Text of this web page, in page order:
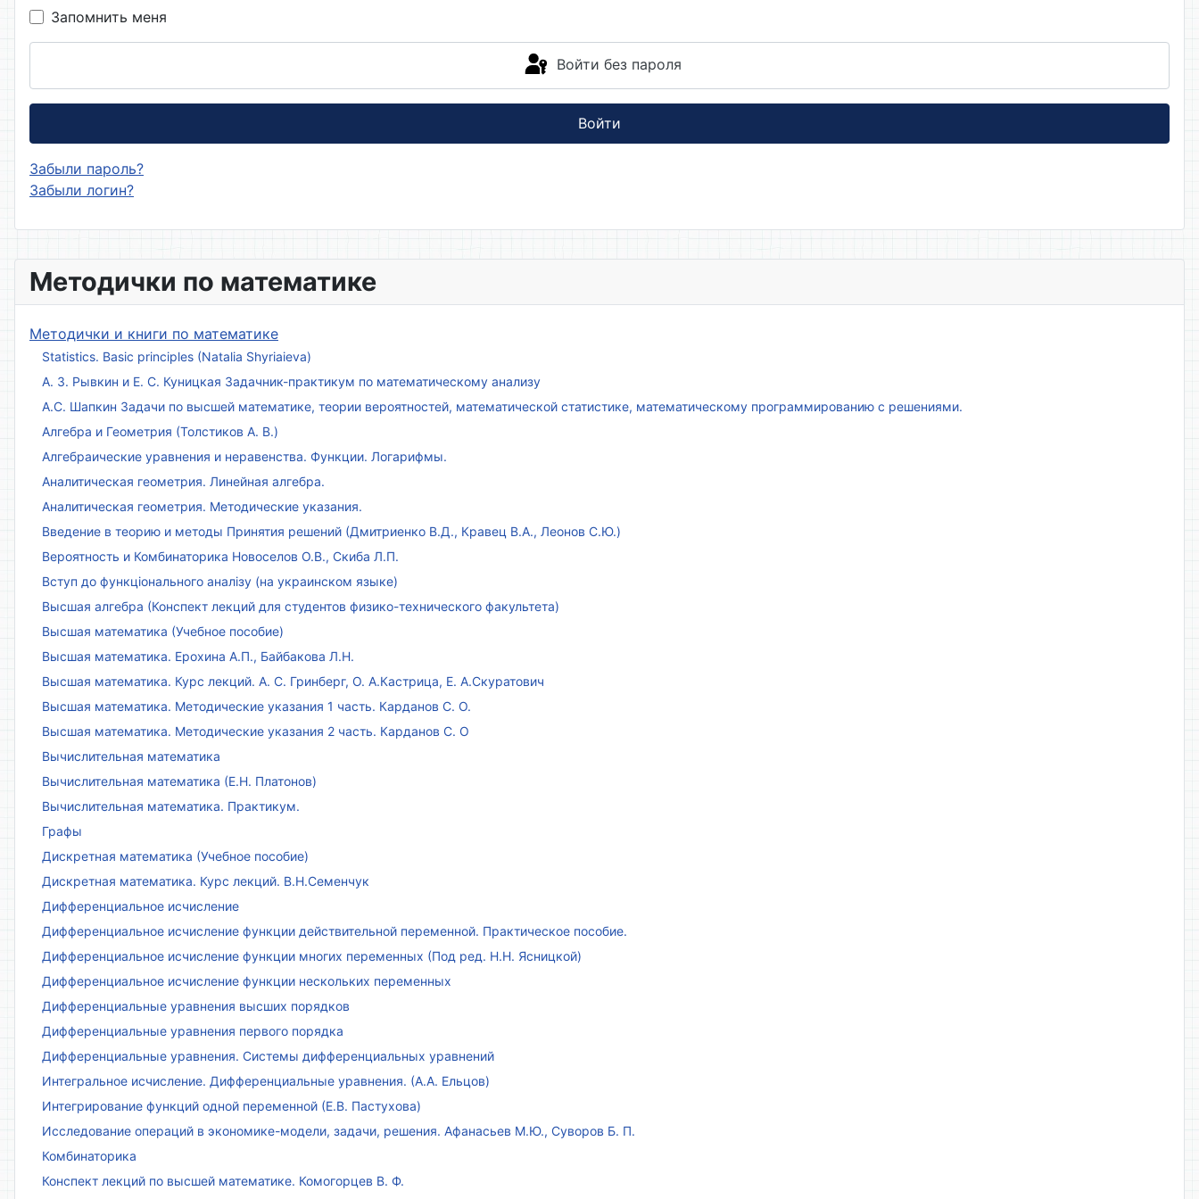
Методички по математике
Методички и книги по математике
Statistics. Basic principles (Natalia Shyriaieva)
А. З. Рывкин и Е. С. Куницкая Задачник-практикум по математическому анализу
А.С. Шапкин Задачи по высшей математике, теории вероятностей, математической статистике, математическому программированию с решениями.
Алгебра и Геометрия (Толстиков А. В.)
Алгебраические уравнения и неравенства. Функции. Логарифмы.
Аналитическая геометрия. Линейная алгебра.
Аналитическая геометрия. Методические указания.
Введение в теорию и методы Принятия решений (Дмитриенко В.Д., Кравец В.А., Леонов С.Ю.)
Вероятность и Комбинаторика Новоселов О.В., Скиба Л.П.
Вступ до функціонального аналізу (на украинском языке)
Высшая алгебра (Конспект лекций для студентов физико-технического факультета)
Высшая математика (Учебное пособие)
Высшая математика. Ерохина А.П., Байбакова Л.Н.
Высшая математика. Курс лекций. А. С. Гринберг, О. А.Кастрица, Е. А.Скуратович
Высшая математика. Методические указания 1 часть. Карданов С. О.
Высшая математика. Методические указания 2 часть. Карданов С. О
Вычислительная математика
Вычислительная математика (Е.Н. Платонов)
Вычислительная математика. Практикум.
Графы
Дискретная математика (Учебное пособие)
Дискретная математика. Курс лекций. В.Н.Семенчук
Дифференциальное исчисление
Дифференциальное исчисление функции действительной переменной. Практическое пособие.
Дифференциальное исчисление функции многих переменных (Под ред. Н.Н. Ясницкой)
Дифференциальное исчисление функции нескольких переменных
Дифференциальные уравнения высших порядков
Дифференциальные уравнения первого порядка
Дифференциальные уравнения. Системы дифференциальных уравнений
Интегральное исчисление. Дифференциальные уравнения. (А.А. Ельцов)
Интегрирование функций одной переменной (Е.В. Пастухова)
Исследование операций в экономике-модели, задачи, решения. Афанасьев М.Ю., Суворов Б. П.
Комбинаторика
Конспект лекций по высшей математике. Комогорцев В. Ф.
Запомнить меня
Войти без пароля
Войти
Забыли пароль?
Забыли логин?